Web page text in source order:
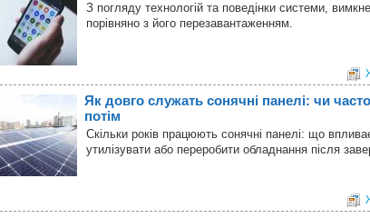
З погляду технологій та поведінки системи,
порівняно з його перезавантаженням.
Як довго служать сонячні панелі: чи
потім
Скільки років працюють сонячні панелі: що
утилізувати або переробити обладнання після